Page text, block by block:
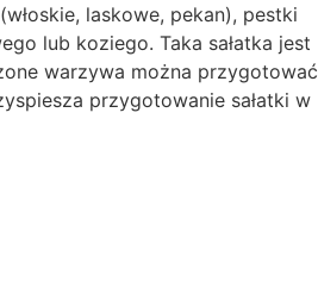
laskowe, pekan), pestki
lub koziego. Taka sałatka jest
warzywa można przygotować
przygotowanie sałatki w